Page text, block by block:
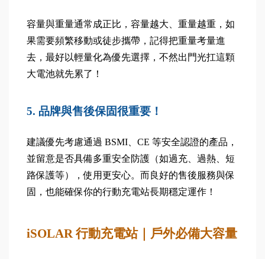
容量與重量通常成正比，容量越大、重量越重，如
果需要頻繁移動或徒步攜帶，記得把重量考量進
去，最好以輕量化為優先選擇，不然出門光扛這顆
大電池就先累了！
5. 品牌與售後保固很重要！
建議優先考慮通過 BSMI、CE 等安全認證的產品，
並留意是否具備多重安全防護（如過充、過熱、短
路保護等），使用更安心。而良好的售後服務與保
固，也能確保你的行動充電站長期穩定運作！
iSOLAR 行動充電站｜戶外必備大容量